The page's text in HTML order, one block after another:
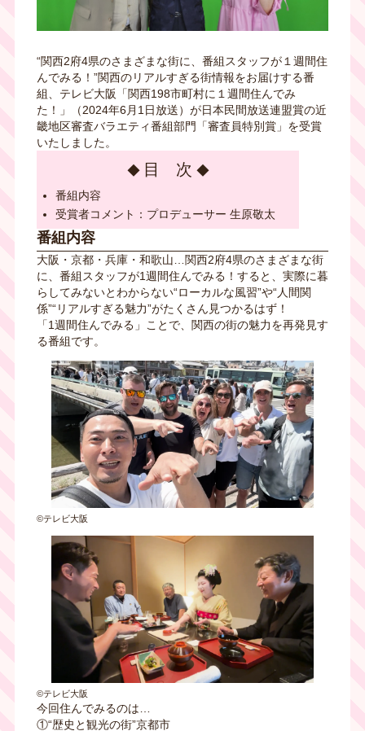
“関西2府4県のさまざまな街に、番組スタッフが１週間住
んでみる！”関西のリアルすぎる街情報をお届けする番
組、テレビ大阪「関西198市町村に１週間住んでみ
た！」（2024年6月1日放送）が日本民間放送連盟賞の近
畿地区審査バラエティ番組部門「審査員特別賞」を受賞
いたしました。
目 次
番組内容
受賞者コメント：プロデューサー 生原敬太
番組内容
大阪・京都・兵庫・和歌山…関西2府4県のさまざまな街
に、番組スタッフが1週間住んでみる！すると、実際に暮
らしてみないとわからない“ローカルな風習”や“人間関
係”“リアルすぎる魅力”がたくさん見つかるはず！
「1週間住んでみる」ことで、関西の街の魅力を再発見す
る番組です。
©テレビ大阪
©テレビ大阪
今回住んでみるのは…
①“歴史と観光の街”京都市